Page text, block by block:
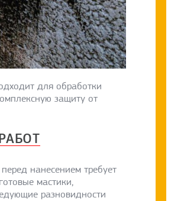
для обработки
защиту от
нанесением требует
мастики,
разновидности